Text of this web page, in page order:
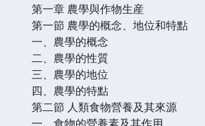
第一章 農學與作物生産
第一節 農學的概念、地位和特點
一、農學的概念
二、農學的性質
三、農學的地位
四、農學的特點
第二節 人類食物營養及其來源